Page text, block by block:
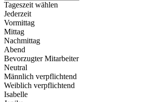
Tageszeit wählen
Jederzeit
Vormittag
Mittag
Nachmittag
Abend
Bevorzugter Mitarbeiter
Neutral
Männlich verpflichtend
Weiblich verpflichtend
Isabelle